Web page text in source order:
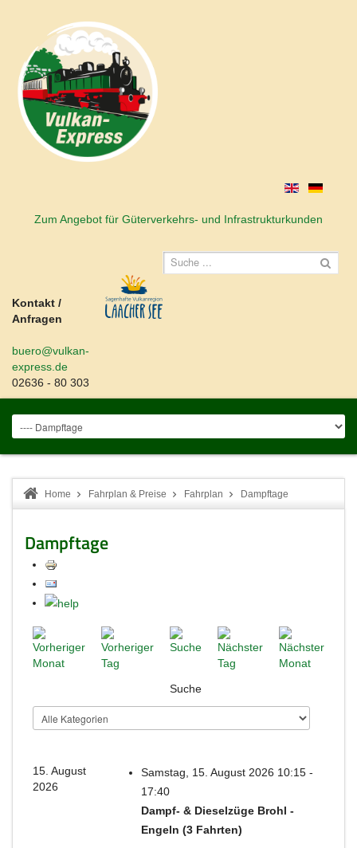
Zum Angebot für Güterverkehrs- und Infrastrukturkunden
Kontakt /
Anfragen
buero@vulkan-
express.de
02636 - 80 303
Home Fahrplan & Preise Fahrplan Dampftage
Dampftage
Suche
15. August
2026
Samstag, 15. August 2026 10:15 -
17:40
Dampf- & Dieselzüge Brohl -
Engeln (3 Fahrten)